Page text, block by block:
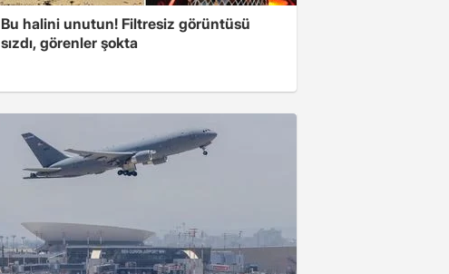
Bu halini unutun! Filtresiz görüntüsü
sızdı, görenler şokta